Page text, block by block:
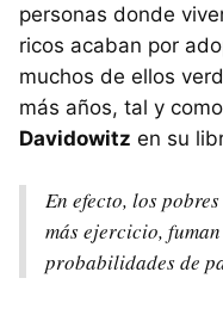
personas donde
ricos acaban por
muchos de ellos
más años, tal y
Davidowitz en su
En efecto, los
más ejercicio,
probabilidades de